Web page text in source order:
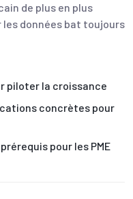
de plus en plus
données bat toujours
piloter la croissance
concrètes pour
pour les PME